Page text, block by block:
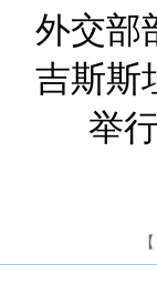
外交部
吉斯斯
举
【